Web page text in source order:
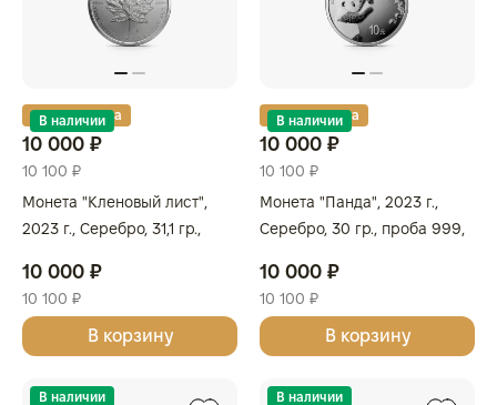
Золотая карта
В наличии
10 000 ₽
10 100 ₽
Монета "Кленовый лист",
2023 г., Серебро, 31,1 гр.,
10 000 ₽
10 100 ₽
В корзину
Золотая карта
В наличии
10 000 ₽
10 100 ₽
Монета "Панда", 2023 г.,
Серебро, 30 гр., проба 999,
10 000 ₽
10 100 ₽
В корзину
В наличии В наличии